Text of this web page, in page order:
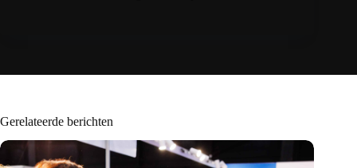
Gerelateerde berichten